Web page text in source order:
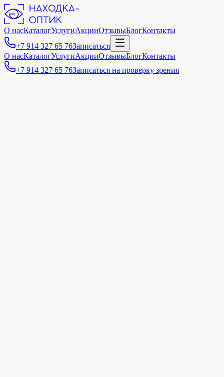
О насКаталогУслугиАкцииОтзывыБлогКонтакты
+7 914 327 65 76Записаться
О насКаталогУслугиАкцииОтзывыБлогКонтакты
+7 914 327 65 76Записаться на проверку зрения